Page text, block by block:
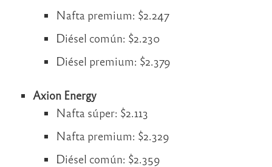
Nafta premium: $2.247
Diésel común: $2.230
Diésel premium: $2.379
Axion Energy
Nafta súper: $2.113
Nafta premium: $2.329
Diésel común: $2.359